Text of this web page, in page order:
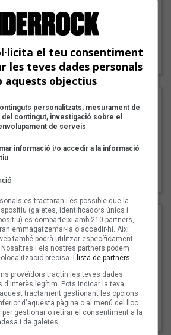
bueno y lo malo"
Carmen y María
amb Joan Muntaner (Xanguito)
"Les cabres"
94 Rules amb Compte
el teu consentiment
les teves dades personals
aquests objectius
personalitzats, mesurament de
del contingut, investigació sobre el
de serveis
informació i/o accedir a la informació
es tractaran i és possible que la
(galetes, identificadors únics i
es comparteixi amb 210 partners,
emmagatzemar-la o accedir-hi. Així
també podrà utilitzar específicament
i els nostres partners podem
precisa.Llista de partners.
proveïdors tractin les teves dades
d'interès legítim. Pots indicar la teva
tractament gestionant les opcions
d'aquesta pàgina o al menú del lloc
per gestionar o retirar el consentiment a la
i de galetes.